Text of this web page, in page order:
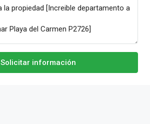
Solicitar información